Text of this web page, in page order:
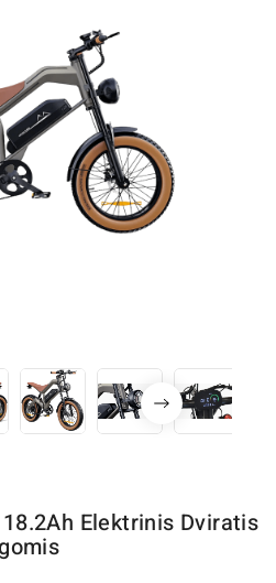
Elektrinis Dviratis